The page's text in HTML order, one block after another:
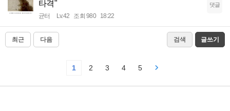
타격"
균터 Lv.42 조회 980 18:22
댓글
최근 다음 검색 글쓰기
1 2 3 4 5